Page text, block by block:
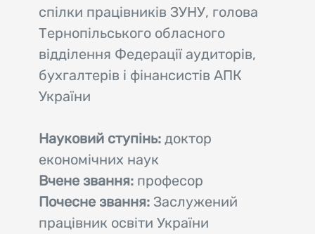
спілки працівників ЗУНУ, голова
Тернопільського обласного
відділення Федерації аудиторів,
бухгалтерів і фінансистів АПК
України
Науковий ступінь:доктор
економічних наук
Вчене звання: професор
Почесне звання: Заслужений
працівник освіти України